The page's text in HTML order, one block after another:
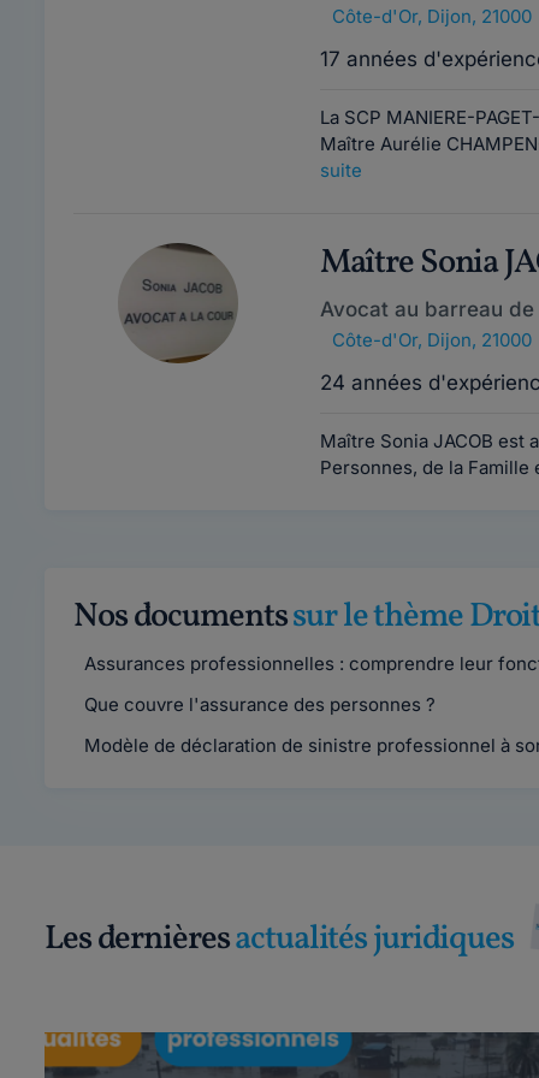
Côte-d'Or, Dijon, 21000
17 années
La SCP MANIERE-
Maître Aurélie
suite
Maître Sonia
Avocat au barreau de
Côte-d'Or, Dijon, 21000
24 années
Maître Sonia JACOB est
Personnes, de la
Nos documentssur le thème
Assurances professionnelles : comprendre leur
Que couvre l'assurance des personnes ?
Modèle de déclaration de sinistre professionnel à
Les dernièresactualités juridiques